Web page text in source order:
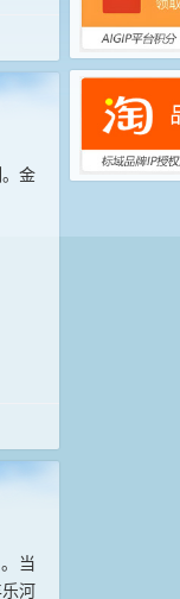
金
当
河